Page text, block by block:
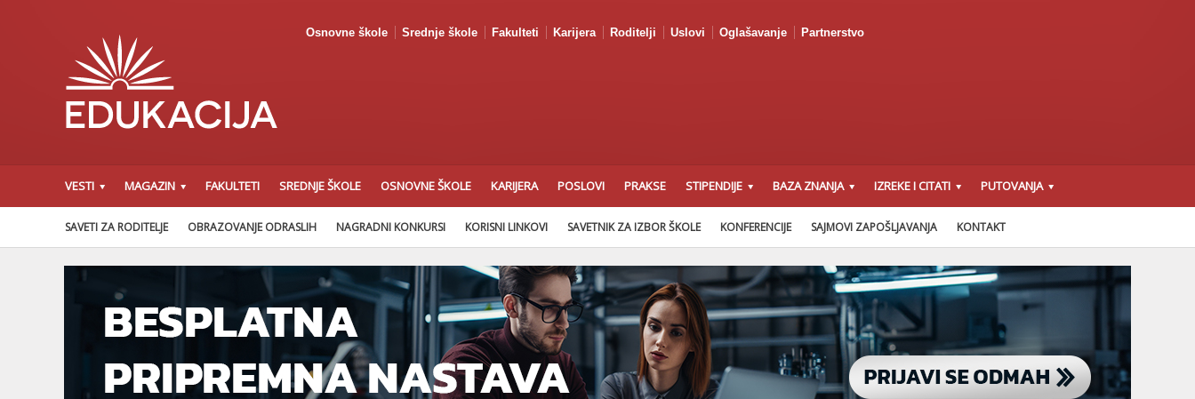
Osnovne škole Srednje škole Fakulteti Karijera Roditelji Uslovi Oglašavanje Partnerstvo
VESTI MAGAZIN FAKULTETI SREDNJE ŠKOLE OSNOVNE ŠKOLE KARIJERA POSLOVI PRAKSE STIPENDIJE BAZA ZNANJA IZREKE I CITATI PUTOVANJA
SAVETI ZA RODITELJE OBRAZOVANJE ODRASLIH NAGRADNI KONKURSI KORISNI LINKOVI SAVETNIK ZA IZBOR ŠKOLE KONFERENCIJE SAJMOVI ZAPOŠLJAVANJA KONTAKT